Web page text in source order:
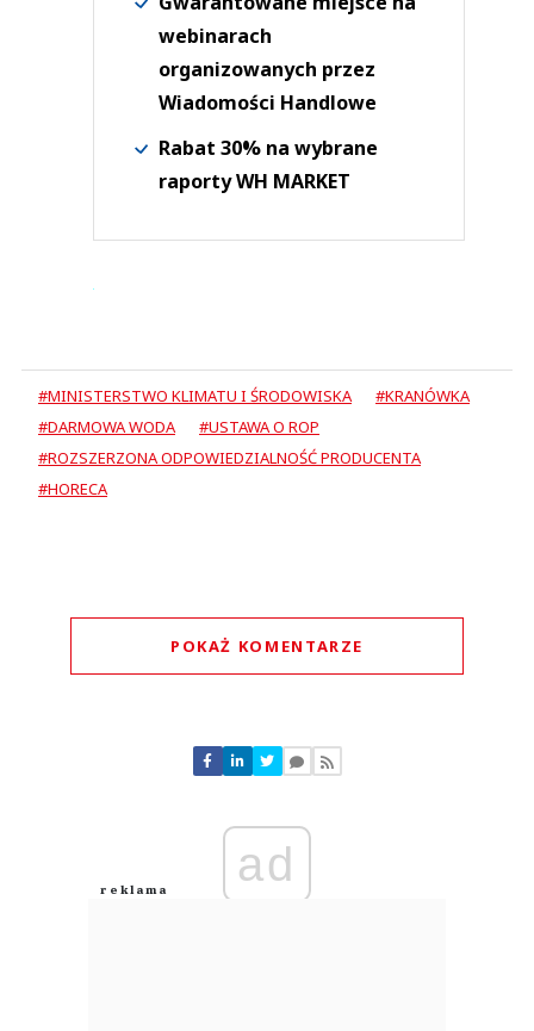
webinarach
organizowanych przez
Wiadomości Handlowe
Rabat 30% na wybrane
raporty WH MARKET
#MINISTERSTWO KLIMATU I ŚRODOWISKA
#KRANÓWKA
#DARMOWA WODA
#USTAWA O ROP
#ROZSZERZONA ODPOWIEDZIALNOŚĆ PRODUCENTA
#HORECA
POKAŻ KOMENTARZE
Nie znaleziono komentarzy
Zostaw swoje komentarze
Anuluj
ad